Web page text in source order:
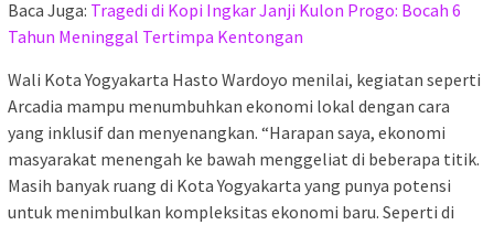
Baca Juga: Tragedi di Kopi Ingkar Janji Kulon Progo: Bocah 6
Tahun Meninggal Tertimpa Kentongan
Wali Kota Yogyakarta Hasto Wardoyo menilai, kegiatan seperti
Arcadia mampu menumbuhkan ekonomi lokal dengan cara
yang inklusif dan menyenangkan. “Harapan saya, ekonomi
masyarakat menengah ke bawah menggeliat di beberapa titik.
Masih banyak ruang di Kota Yogyakarta yang punya potensi
untuk menimbulkan kompleksitas ekonomi baru. Seperti di